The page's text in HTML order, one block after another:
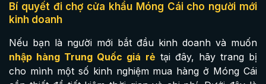
Bí quyết đi chợ cửa khẩu Móng Cái cho người mới
kinh doanh
Nếu bạn là người mới bắt đầu kinh doanh và muốn
nhập hàng Trung Quốc giá rẻ tại đây, hãy trang bị
cho mình một số kinh nghiệm mua hàng ở Móng Cái